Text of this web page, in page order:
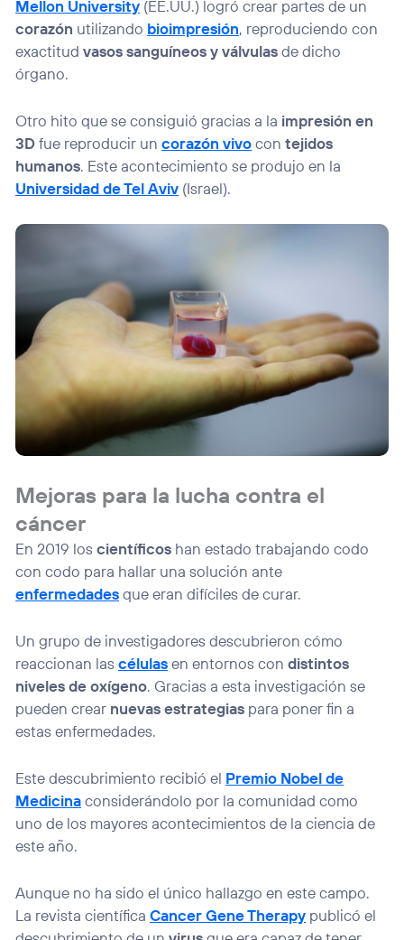
Mellon University (EE.UU.) logró crear partes de un
corazón utilizando bioimpresión, reproduciendo con
exactitudvasos sanguíneos y válvulasde dicho
órgano.
Otro hito que se consiguió gracias a la impresión en
3Dfue reproducir uncorazón vivocontejidos
humanos. Este acontecimiento se produjo en la
Universidad de Tel Aviv (Israel).
Mejoras para la lucha contra el
cáncer
En 2019 loscientíficos han estado trabajando codo
con codo para hallar una solución ante
enfermedadesque eran difíciles de curar.
Un grupo de investigadores descubrieron cómo
reaccionan lascélulasen entornos condistintos
niveles de oxígeno. Gracias a esta investigación se
pueden crear nuevas estrategias para poner fin a
estas enfermedades.
Este descubrimiento recibió el Premio Nobel de
Medicinaconsiderándolo por la comunidad como
uno de los mayores acontecimientos de la ciencia de
este año.
Aunque no ha sido el único hallazgo en este campo.
La revista científicaCancer Gene Therapy publicó el